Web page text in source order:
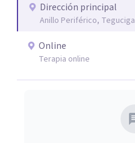
Dirección principal
Anillo Periférico,
Online
Terapia online